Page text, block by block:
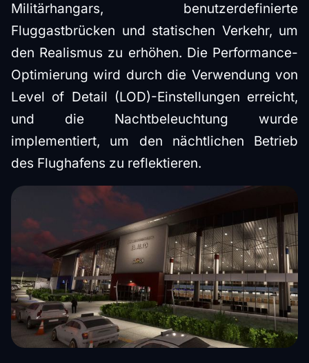
Militärhangars, benutzerdefinierte
Fluggastbrücken und statischen Verkehr, um
den Realismus zu erhöhen. Die Performance-
Optimierung wird durch die Verwendung von
Level of Detail (LOD)-Einstellungen erreicht,
und die Nachtbeleuchtung wurde
implementiert, um den nächtlichen Betrieb
des Flughafens zu reflektieren.